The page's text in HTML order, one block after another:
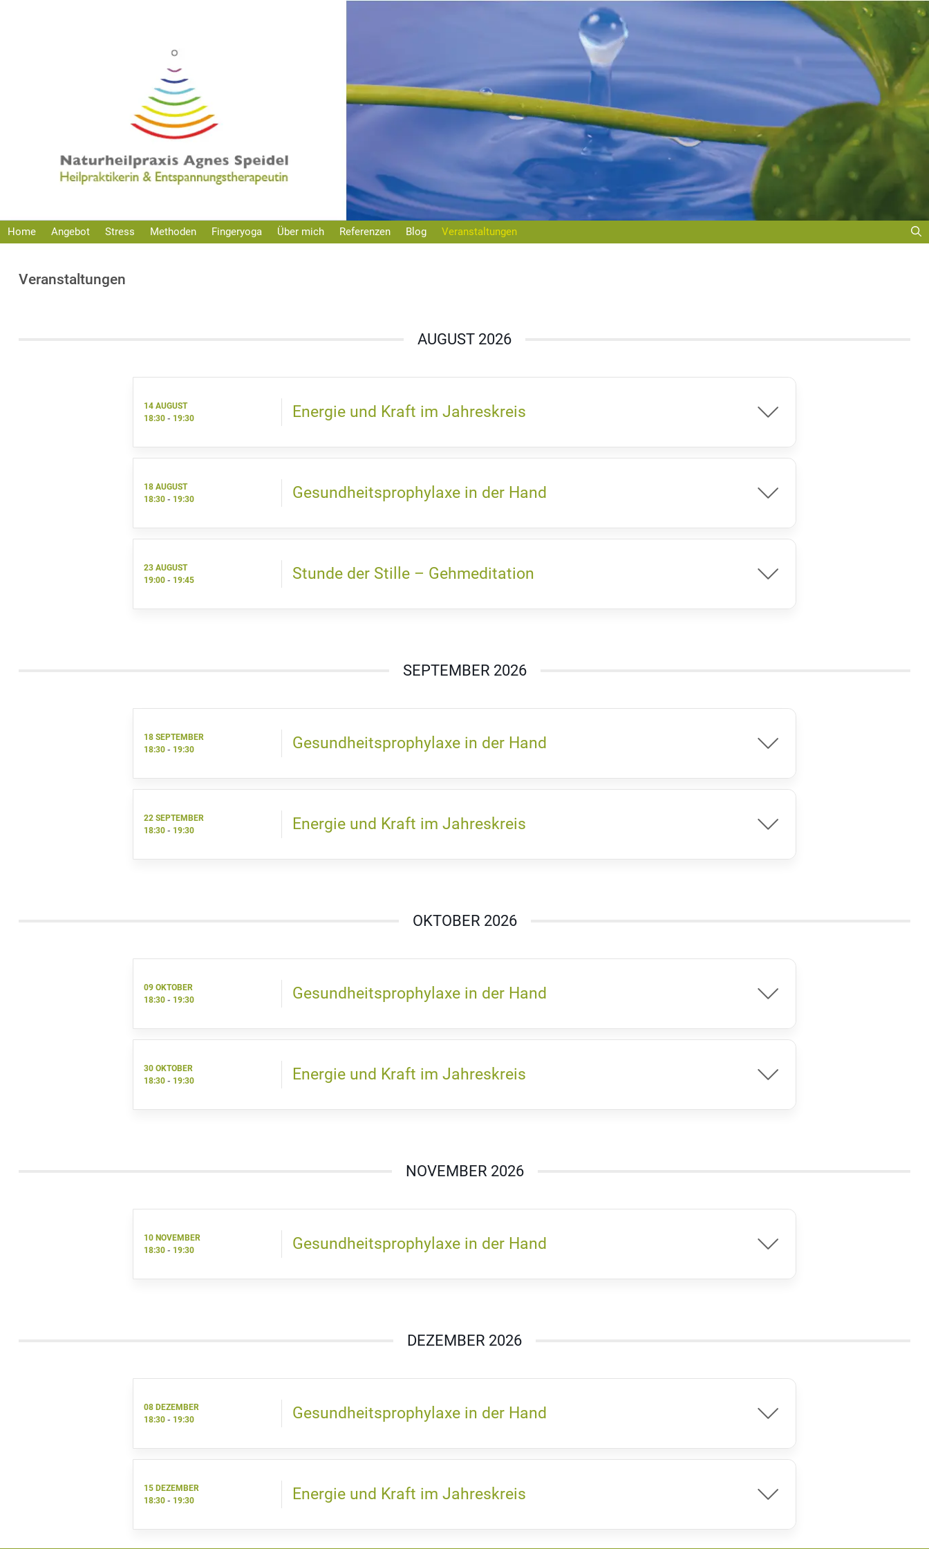
Home Angebot Stress Methoden Fingeryoga Über mich Referenzen Blog Veranstaltungen
Veranstaltungen
AUGUST 2026
14 AUGUST
18:30 - 19:30 Energie und Kraft im Jahreskreis
18 AUGUST
18:30 - 19:30 Gesundheitsprophylaxe in der Hand
23 AUGUST
19:00 - 19:45 Stunde der Stille – Gehmeditation
SEPTEMBER 2026
18 SEPTEMBER
18:30 - 19:30 Gesundheitsprophylaxe in der Hand
22 SEPTEMBER
18:30 - 19:30 Energie und Kraft im Jahreskreis
OKTOBER 2026
09 OKTOBER
18:30 - 19:30 Gesundheitsprophylaxe in der Hand
30 OKTOBER
18:30 - 19:30 Energie und Kraft im Jahreskreis
NOVEMBER 2026
10 NOVEMBER
18:30 - 19:30 Gesundheitsprophylaxe in der Hand
DEZEMBER 2026
08 DEZEMBER
18:30 - 19:30 Gesundheitsprophylaxe in der Hand
15 DEZEMBER
18:30 - 19:30 Energie und Kraft im Jahreskreis